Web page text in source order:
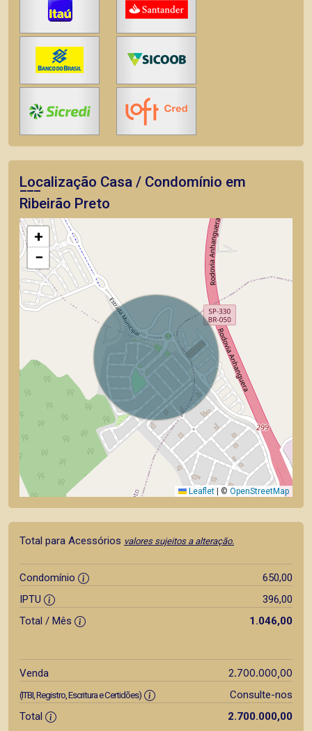
Localização Casa / Condomínio em
Ribeirão Preto
+
−
Leaflet © OpenStreetMap
Total para Acessórios valores sujeitos a alteração.
Condomínio
650,00
IPTU
396,00
Total / Mês
1.046,00
Venda 2.700.000,00
(ITBI, Registro, Escritura e Certidões)
Consulte-nos
Total
2.700.000,00